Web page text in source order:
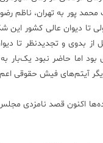
پور به تهران، ناظم
بدوی و تجدیدنظر تا
اما حاضر نبود
آیتم‌های فیش حقوقی
اکنون قصد نامزدی مجلس